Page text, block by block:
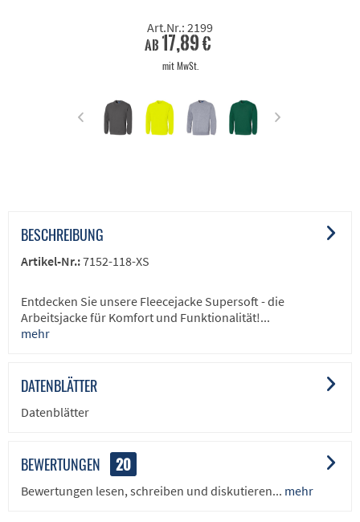
Art.Nr.: 2199
ab 17,89 €
mit MwSt.
BESCHREIBUNG
Artikel-Nr.:7152-118-XS
Entdecken Sie unsere Fleecejacke Supersoft - die
Arbeitsjacke für Komfort und Funktionalität!...
mehr
DATENBLÄTTER
Datenblätter
BEWERTUNGEN 20
Bewertungen lesen, schreiben und diskutieren... mehr